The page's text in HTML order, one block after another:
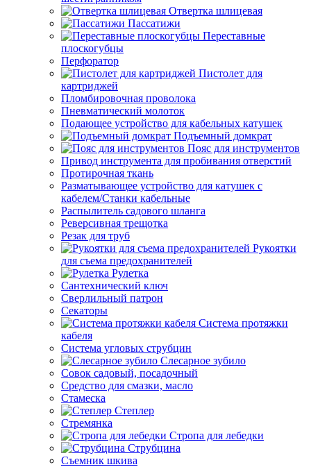
Отвертка шлицевая
Пассатижи
Переставные
плоскогубцы
Перфоратор
Пистолет для
картриджей
Пломбировочная проволока
Пневматический молоток
Подающее устройство для кабельных катушек
Подъемный домкрат
Пояс для инструментов
Привод инструмента для пробивания отверстий
Протирочная ткань
Разматывающее устройство для катушек с
кабелем/Станки кабельные
Распылитель садового шланга
Реверсивная трещотка
Резак для труб
Рукоятки
для съема предохранителей
Рулетка
Сантехнический ключ
Сверлильный патрон
Секаторы
Система протяжки
кабеля
Система угловых струбцин
Слесарное зубило
Совок садовый, посадочный
Средство для смазки, масло
Стамеска
Степлер
Стремянка
Стропа для лебедки
Струбцина
Съемник шкива